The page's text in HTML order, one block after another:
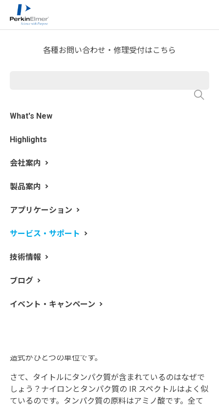
各種お問い合わせ・修理受付はこちら
What's New
Highlights
会社案内
製品案内
アプリケーション
サービス・サポート
技術情報
ブログ
イベント・キャンペーン
ホーム
分析屋さんが言いたがらない 分析のテクニックあれこ
れ
⑧ ナイロン(ポリアミド)と
タンパク質
今回はナイロンをご紹介します。ナイロンはもともとポ
脂の商品名として名付けたものですが、現在はポリアミ
しれません。ナイロンの中でも最も多く生産されている
です。
主鎖にメチレン基 (-CH
造式がひとつの単位です。
さて、タイトルにタンパク質が含まれているのはなぜで
しょう？ナイロンとタンパク質の IR スペクトルはよく似
ているのです。タンパク質の原料はアミノ酸です。全て